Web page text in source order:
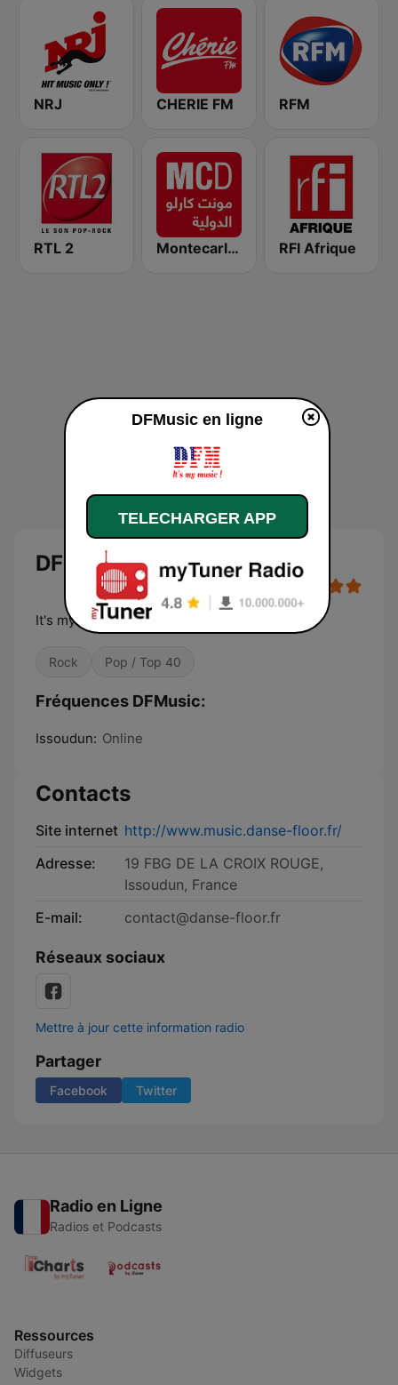
NRJ CHERIE FM RFM
RTL 2 Montecarlo al doualiya (مونت كارلو الدولية) RFI Afrique
DFMusic
It's my music !
Rock Pop / Top 40
Fréquences DFMusic:
Issoudun: Online
Contacts
Site internet http://www.music.danse-floor.fr/
Adresse:
19 FBG DE LA CROIX ROUGE,
Issoudun, France
E-mail:
contact@danse-floor.fr
Réseaux sociaux
Mettre à jour cette information radio
Partager
Facebook Twitter
Radio en Ligne
Radios et Podcasts
Ressources
Diffuseurs
Widgets
DFMusic en ligne
TELECHARGER APP